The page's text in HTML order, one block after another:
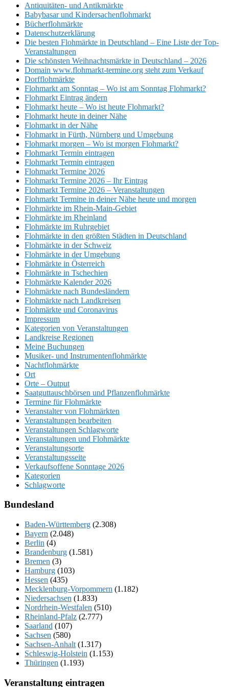
Antiquitäten- und Antikmärkte
Babybasar und Kindersachenflohmarkt
Bücherflohmärkte
Datenschutzerklärung
Die besten Flohmärkte in Deutschland – Eine Liste der Top-
Veranstaltungen
Die schönsten Weihnachtsmärkte in Deutschland – 2026
Domain www.flohmarkt-termine.org steht zum Verkauf
Dorfflohmärkte
Flohmarkt am Sonntag – Wo ist am Sonntag Flohmarkt?
Flohmarkt Eintrag ändern
Flohmarkt heute – Wo ist heute Flohmarkt?
Flohmarkt heute in deiner Nähe
Flohmarkt in der Nähe
Flohmarkt in Fürth, Nürnberg und Umgebung
Flohmarkt morgen – Wo ist morgen Flohmarkt?
Flohmarkt Termin eintragen
Flohmarkt Termin eintragen
Flohmarkt Termine 2026
Flohmarkt Termine 2026 – Ihr Eintrag
Flohmarkt Termine 2026 – Veranstaltungen
Flohmarkt Termine in deiner Nähe heute und morgen
Flohmärkte im Rhein-Main-Gebiet
Flohmärkte im Rheinland
Flohmärkte im Ruhrgebiet
Flohmärkte in den größten Städten in Deutschland
Flohmärkte in der Schweiz
Flohmärkte in der Umgebung
Flohmärkte in Österreich
Flohmärkte in Tschechien
Flohmärkte Kalender 2026
Flohmärkte nach Bundesländern
Flohmärkte nach Landkreisen
Flohmärkte und Coronavirus
Impressum
Kategorien von Veranstaltungen
Landkreise Regionen
Meine Buchungen
Musiker- und Instrumentenflohmärkte
Nachtflohmärkte
Ort
Orte – Output
Saatguttauschbörsen und Pflanzenflohmärkte
Termine für Flohmärkte
Veranstalter von Flohmärkten
Veranstaltungen bearbeiten
Veranstaltungen Schlagworte
Veranstaltungen und Flohmärkte
Veranstaltungsorte
Veranstaltungsseite
Verkaufsoffene Sonntage 2026
Kategorien
Schlagworte
Bundesland
Baden-Württemberg (2.308)
Bayern (2.048)
Berlin (4)
Brandenburg (1.581)
Bremen (3)
Hamburg (103)
Hessen (435)
Mecklenburg-Vorpommern (1.182)
Niedersachsen (1.833)
Nordrhein-Westfalen (510)
Rheinland-Pfalz (2.777)
Saarland (107)
Sachsen (580)
Sachsen-Anhalt (1.317)
Schleswig-Holstein (1.153)
Thüringen (1.193)
Veranstaltung eintragen